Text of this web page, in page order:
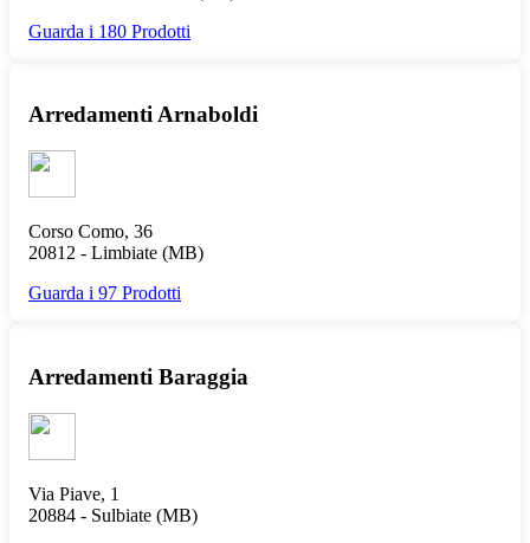
Guarda i 180 Prodotti
Arredamenti Arnaboldi
Corso Como, 36
20812 - Limbiate (MB)
Guarda i 97 Prodotti
Arredamenti Baraggia
Via Piave, 1
20884 - Sulbiate (MB)